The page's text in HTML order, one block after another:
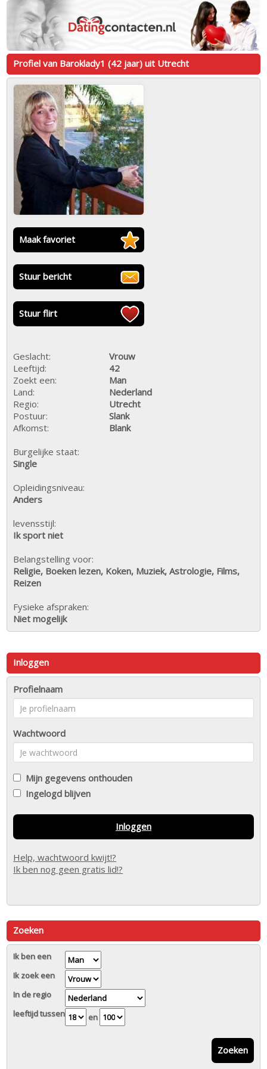
Profiel van Baroklady1 (42 jaar) uit Utrecht
Maak favoriet
Stuur bericht
Stuur flirt
Geslacht:
Vrouw
Leeftijd:
42
Zoekt een:
Man
Land:
Nederland
Regio:
Utrecht
Postuur:
Slank
Afkomst:
Blank
Burgelijke staat:
Single
Opleidingsniveau:
Anders
levensstijl:
Ik sport niet
Belangstelling voor:
Religie, Boeken lezen, Koken, Muziek, Astrologie, Films,
Reizen
Fysieke afspraken:
Niet mogelijk
Inloggen
Profielnaam
Wachtwoord
Mijn gegevens onthouden
Ingelogd blijven
Inloggen
Help, wachtwoord kwijt!?
Ik ben nog geen gratis lid!?
Zoeken
Ik ben een
Ik zoek een
In de regio
leeftijd tussen
en
Zoeken